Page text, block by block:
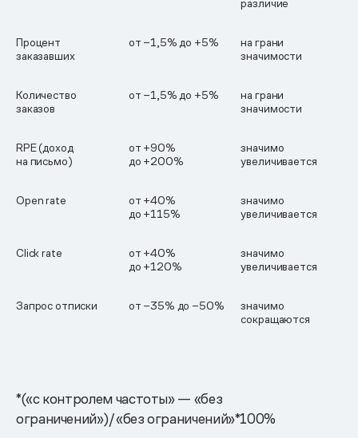
различие
Процент
заказавших
от −1,5% до +5%
на грани
значимости
Количество
заказов
от −1,5% до +5%
на грани
значимости
RPE (доход
на письмо)
от +90%
до +200%
значимо
увеличивается
Open rate
от +40%
до +115%
значимо
увеличивается
Click rate
от +40%
до +120%
значимо
увеличивается
Запрос отписки от −35% до −50%
значимо
сокращаются
*(«с контролем частоты» — «без
ограничений»)/«без ограничений»*100%